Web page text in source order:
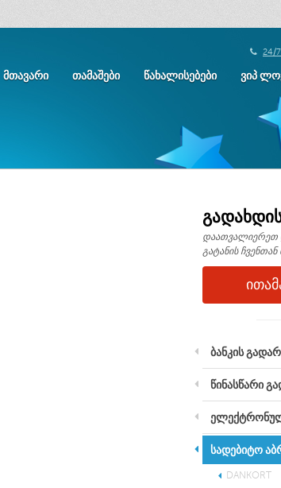
24/
ᲛᲗᲐᲕᲐᲠᲘ ᲗᲐᲛᲐᲨᲔᲑᲘ ᲬᲐᲮᲐᲚᲘᲡᲔᲑᲔᲑᲘ ᲕᲘᲞ
დაათვალიერეთ
გატანის
ᲑᲐᲜᲙᲘᲡ
ᲬᲘᲜᲐᲡᲬᲐᲠᲘ
ᲡᲐᲓᲔᲑᲘᲢᲝ
DANKORT